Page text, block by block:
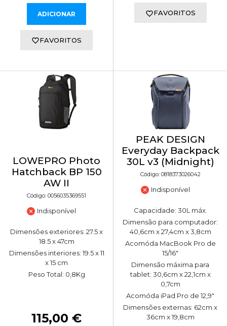
ADICIONAR
FAVORITOS
FAVORITOS
LOWEPRO Photo
Hatchback BP 150
AW II
Código: 0056035369551
Indisponível
Dimensões exteriores: 27.5 x
18.5 x 47cm
Dimensões interiores: 19.5 x 11
x 15 cm
Peso Total: 0,8Kg
115,00 €
PEAK DESIGN
Everyday Backpack
30L v3 (Midnight)
Código: 0818373026042
Indisponível
Capacidade: 30L máx.
Dimensão para computador:
40,6cm x 27,4cm x 3,8cm
Acomóda MacBook Pro de
15/16"
Dimensão máxima para
tablet: 30,6cm x 22,1cm x
0,7cm
Acomóda iPad Pro de 12,9"
Dimensões externas: 62cm x
36cm x 19,8cm